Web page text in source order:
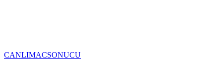
CANLIMACSONUCU